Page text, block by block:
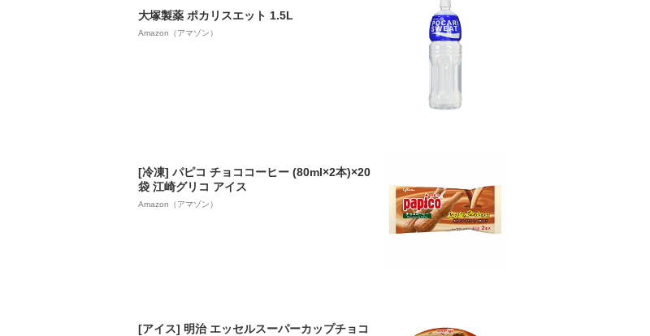
大塚製薬 ポカリスエット 1.5L
Amazon（アマゾン）
[冷凍] パピコ チョココーヒー (80ml×2本)×20
袋 江崎グリコ アイス
Amazon（アマゾン）
[アイス] 明治 エッセルスーパーカップチョコ